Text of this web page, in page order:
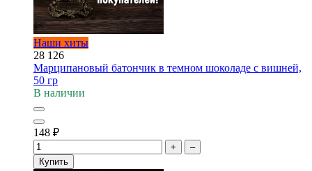
Наши хиты
28 126
Марципановый батончик в темном шоколаде с вишней,
50 гр
В наличии
148 ₽
+
–
Купить